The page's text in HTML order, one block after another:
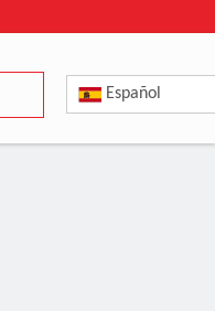
Español